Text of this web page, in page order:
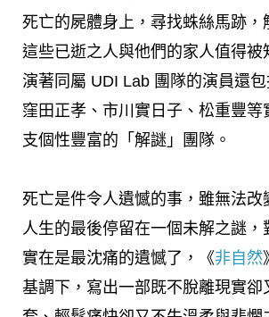
死亡的屍體身上，尋找蛛絲馬跡，
這些已逝之人與他們的家人值得被
演著同屬 UDI Lab 團隊的演員還包
窪田正孝、市川實日子、松重豐等
支個性豐富的「解謎」團隊。
死亡是件令人遺憾的事，雖無法改
人生的最後停留在一個未解之謎，
實在是最沈痛的遺憾了，《非自然
基調下，寫出一部既不脫離現實卻